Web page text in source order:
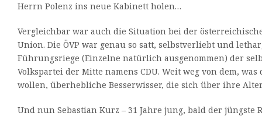
Herrn Polenz ins neue Kabinett holen…
Vergleichbar war auch die Situation bei der
Union. Die ÖVP war genau so satt, selbstverliebt und
Führungsriege (Einzelne natürlich ausgenommen) der
Volkspartei der Mitte namens CDU. Weit weg von dem,
wollen, überhebliche Besserwisser, die sich über ihre
Und nun Sebastian Kurz – 31 Jahre jung, bald der jüngste